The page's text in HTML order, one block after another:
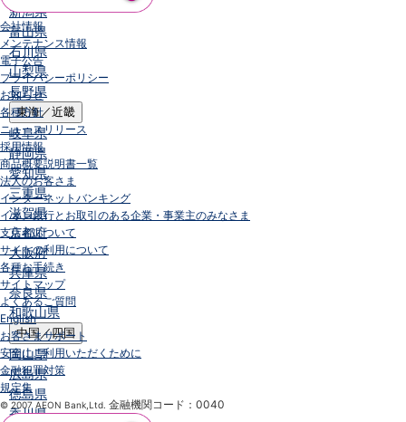
新潟県
富山県
石川県
山梨県
長野県
東海／近畿
岐阜県
静岡県
愛知県
三重県
滋賀県
京都府
大阪府
兵庫県
奈良県
和歌山県
中国／四国
岡山県
広島県
徳島県
香川県
会社情報
メンテナンス情報
電子公告
プライバシーポリシー
お知らせ
各種方針
ニュースリリース
採用情報
商品概要説明書一覧
法人のお客さま
インターネットバンキング
イオン銀行とお取引のある企業・事業主のみなさま
支店名について
サイトの利用について
各種お手続き
サイトマップ
よくあるご質問
English
お客さまサポート
安全にご利用いただくために
金融犯罪対策
規定集
© 2007 AEON Bank,Ltd. 金融機関コード：0040